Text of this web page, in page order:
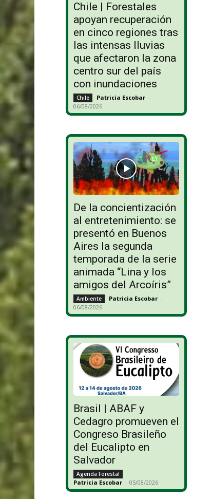
Chile | Forestales
apoyan recuperación
en cinco regiones tras
las intensas lluvias
que afectaron la zona
centro sur del país
con inundaciones
Chile Patricia Escobar -
06/08/2026
De la concientización
al entretenimiento: se
presentó en Buenos
Aires la segunda
temporada de la serie
animada “Lina y los
amigos del Arcoíris”
Ambiente Patricia Escobar -
06/08/2026
Brasil | ABAF y
Cedagro promueven el
Congreso Brasileño
del Eucalipto en
Salvador
Agenda Forestal
Patricia Escobar - 05/08/2026